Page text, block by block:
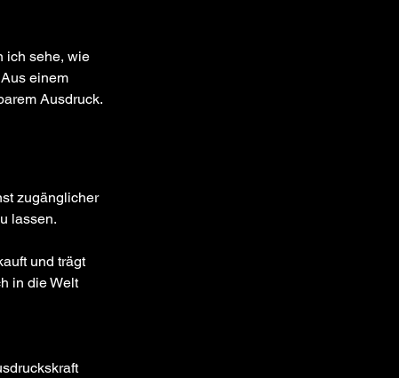
ich sehe, wie
einem
Ausdruck.
zugänglicher
lassen.
und trägt
in die Welt